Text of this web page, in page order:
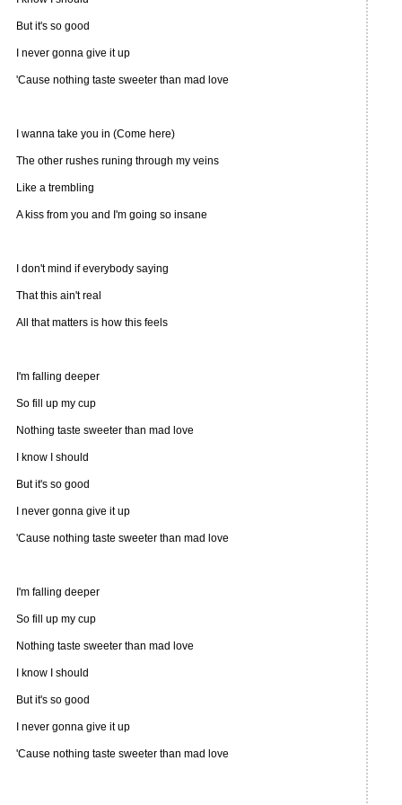
But it's so good
I never gonna give it up
'Cause nothing taste sweeter than mad love
I wanna take you in (Come here)
The other rushes runing through my veins
Like a trembling
A kiss from you and I'm going so insane
I don't mind if everybody saying
That this ain't real
All that matters is how this feels
I'm falling deeper
So fill up my cup
Nothing taste sweeter than mad love
I know I should
But it's so good
I never gonna give it up
'Cause nothing taste sweeter than mad love
I'm falling deeper
So fill up my cup
Nothing taste sweeter than mad love
I know I should
But it's so good
I never gonna give it up
'Cause nothing taste sweeter than mad love